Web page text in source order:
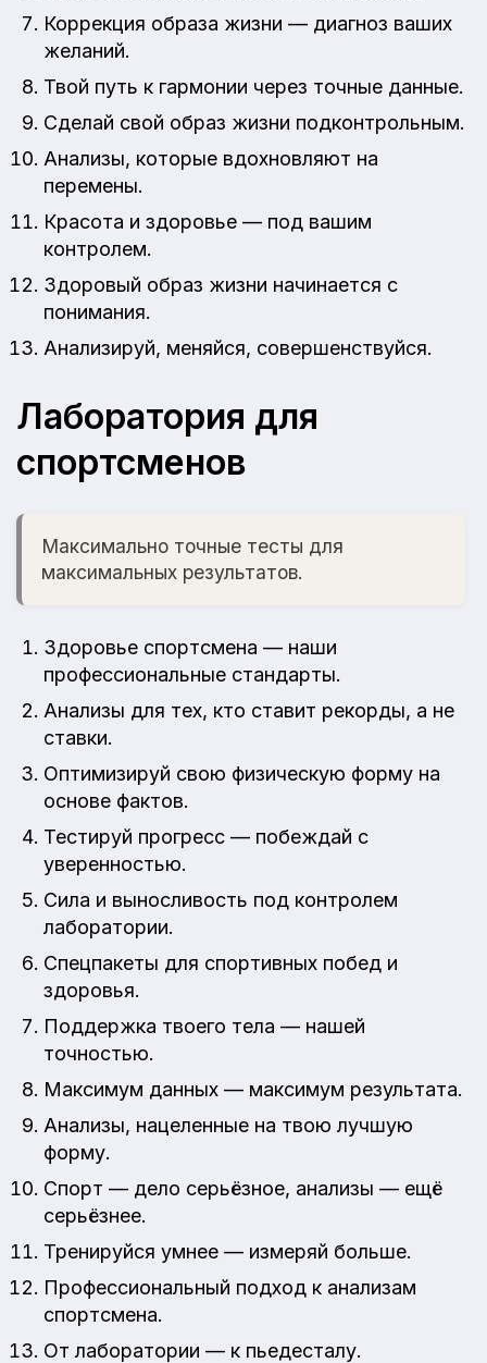
Коррекция образа жизни — диагноз ваших
желаний.
Твой путь к гармонии через точные данные.
Сделай свой образ жизни подконтрольным.
Анализы, которые вдохновляют на
перемены.
Красота и здоровье — под вашим
контролем.
Здоровый образ жизни начинается с
понимания.
Анализируй, меняйся, совершенствуйся.
Лаборатория для
спортсменов
Максимально точные тесты для
максимальных результатов.
Здоровье спортсмена — наши
профессиональные стандарты.
Анализы для тех, кто ставит рекорды, а не
ставки.
Оптимизируй свою физическую форму на
основе фактов.
Тестируй прогресс — побеждай с
уверенностью.
Сила и выносливость под контролем
лаборатории.
Спецпакеты для спортивных побед и
здоровья.
Поддержка твоего тела — нашей
точностью.
Максимум данных — максимум результата.
Анализы, нацеленные на твою лучшую
форму.
Спорт — дело серьёзное, анализы — ещё
серьёзнее.
Тренируйся умнее — измеряй больше.
Профессиональный подход к анализам
спортсмена.
От лаборатории — к пьедесталу.